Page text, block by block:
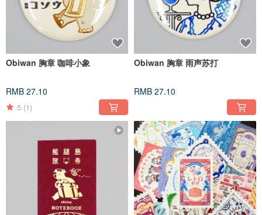
Obiwan 胸章 咖啡小象
RMB 27.10
5 (1)
Obiwan 胸章 雨声苏打
RMB 27.10